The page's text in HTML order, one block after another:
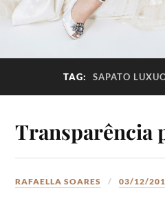
TAG: SAPATO
Transparência
RAFAELLA SOARES 03/12/